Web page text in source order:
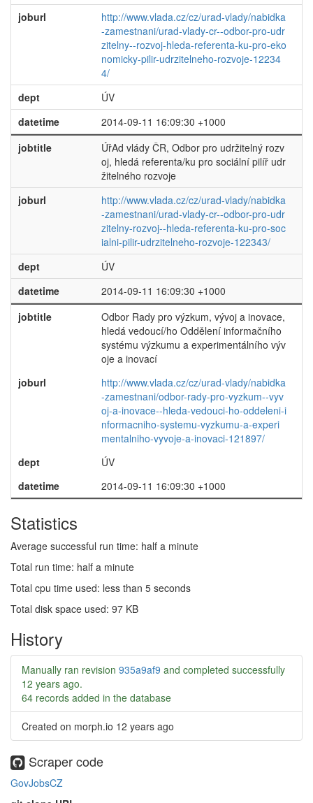
joburl
http://www.vlada.cz/cz/urad-vlady/nabidka
-zamestnani/urad-vlady-cr--odbor-pro-udr
zitelny--rozvoj-hleda-referenta-ku-pro-eko
nomicky-pilir-udrzitelneho-rozvoje-12234
4/
dept
ÚV
datetime
2014-09-11 16:09:30 +1000
jobtitle
ÚřAd vlády ČR, Odbor pro udržitelný rozv
oj, hledá referenta/ku pro sociální pilíř udr
žitelného rozvoje
joburl
http://www.vlada.cz/cz/urad-vlady/nabidka
-zamestnani/urad-vlady-cr--odbor-pro-udr
zitelny-rozvoj--hleda-referenta-ku-pro-soc
ialni-pilir-udrzitelneho-rozvoje-122343/
dept
ÚV
datetime
2014-09-11 16:09:30 +1000
jobtitle
Odbor Rady pro výzkum, vývoj a inovace,
hledá vedoucí/ho Oddělení informačního
systému výzkumu a experimentálního výv
oje a inovací
joburl
http://www.vlada.cz/cz/urad-vlady/nabidka
-zamestnani/odbor-rady-pro-vyzkum--vyv
oj-a-inovace--hleda-vedouci-ho-oddeleni-i
nformacniho-systemu-vyzkumu-a-experi
mentalniho-vyvoje-a-inovaci-121897/
dept
ÚV
datetime
2014-09-11 16:09:30 +1000
Statistics
Average successful run time: half a minute
Total run time: half a minute
Total cpu time used: less than 5 seconds
Total disk space used: 97 KB
History
Manually ran revision 935a9af9 and completed successfully
12 years ago.
64 records added in the database
Created on morph.io 12 years ago
Scraper code
GovJobsCZ